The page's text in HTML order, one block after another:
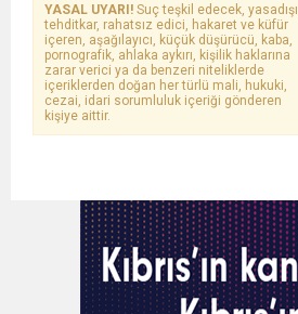
YASAL UYARI! Suç teşkil edecek, yasadışı,
tehditkar, rahatsız edici, hakaret ve küfür
içeren, aşağılayıcı, küçük düşürücü, kaba,
pornografik, ahlaka aykırı, kişilik haklarına
zarar verici ya da benzeri niteliklerde
içeriklerden doğan her türlü mali, hukuki,
cezai, idari sorumluluk içeriği gönderen
kişiye aittir.